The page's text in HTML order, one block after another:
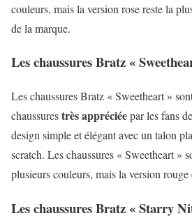
couleurs, mais la version rose reste la
de la marque.
Les chaussures Bratz «
Les chaussures Bratz « Sweetheart »
chaussurestrès appréciéepar les fans
design simple et élégant avec un talon
scratch. Les chaussures « Sweetheart »
plusieurs couleurs, mais la version
Les chaussures Bratz « Starry